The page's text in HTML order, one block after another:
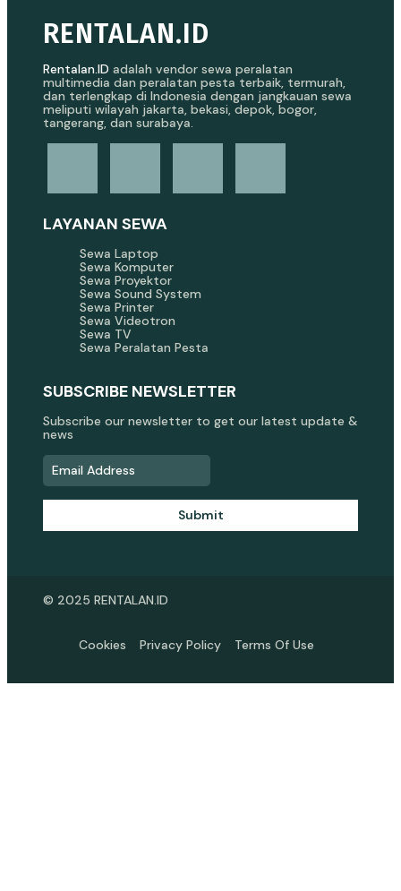
RENTALAN.ID
Rentalan.ID adalah vendor sewa peralatan
multimedia dan peralatan pesta terbaik, termurah,
dan terlengkap di Indonesia dengan jangkauan sewa
meliputi wilayah jakarta, bekasi, depok, bogor,
tangerang, dan surabaya.
LAYANAN SEWA
Sewa Laptop
Sewa Komputer
Sewa Proyektor
Sewa Sound System
Sewa Printer
Sewa Videotron
Sewa TV
Sewa Peralatan Pesta
SUBSCRIBE NEWSLETTER
Subscribe our newsletter to get our latest update &
news
Submit
© 2025 RENTALAN.ID
Cookies Privacy Policy Terms Of Use